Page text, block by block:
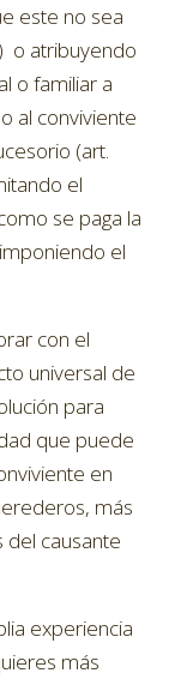
este no sea
o atribuyendo
o familiar a
al conviviente
(art.
el
se paga la
el
con el
universal de
para
que puede
en
más
del causante
experiencia
más